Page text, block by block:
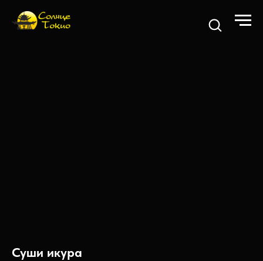
Суши икура